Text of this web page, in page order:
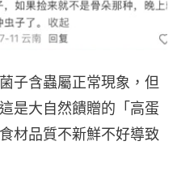
子含蟲屬正常現象，但
是大自然饋贈的「高蛋
材品質不新鮮不好導致